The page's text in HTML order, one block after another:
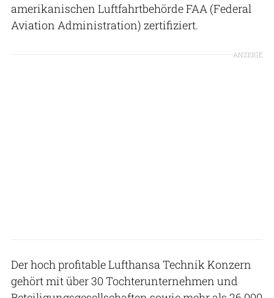
amerikanischen Luftfahrtbehörde FAA (Federal
Aviation Administration) zertifiziert.
ANZEIGE
Der hoch profitable Lufthansa Technik Konzern
gehört mit über 30 Tochterunternehmen und